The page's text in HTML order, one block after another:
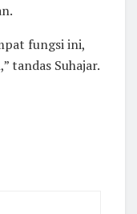
fungsi ini,
tandas Suhajar.